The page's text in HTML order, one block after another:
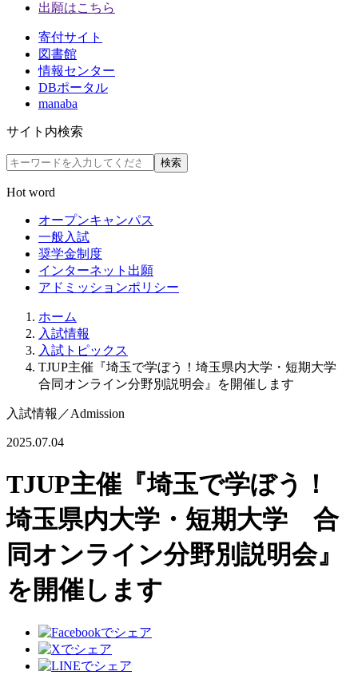
出願はこちら
寄付サイト
図書館
情報センター
DBポータル
manaba
サイト内検索
検索
Hot word
オープンキャンパス
一般入試
奨学金制度
インターネット出願
アドミッションポリシー
ホーム
入試情報
入試トピックス
TJUP主催『埼玉で学ぼう！埼玉県内大学・短期大学
合同オンライン分野別説明会』を開催します
入試情報 ／Admission
2025.07.04
TJUP主催『埼玉で学ぼう！
埼玉県内大学・短期大学 合
同オンライン分野別説明会』
を開催します